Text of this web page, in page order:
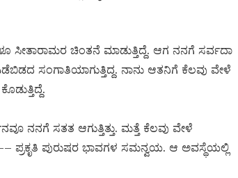
ಸೀತಾರಾಮರ ಚಿಂತನೆ ಮಾಡುತ್ತಿದ್ದೆ. ಆಗ ನನಗೆ ಸರ್ವದಾ
ಸಂಗಾತಿಯಾಗುತ್ತಿದ್ದ. ನಾನು ಆತನಿಗೆ ಕೆಲವು ವೇಳೆ
ನನಗೆ ಸತತ ಆಗುತ್ತಿತ್ತು. ಮತ್ತೆ ಕೆಲವು ವೇಳೆ
ಪ್ರಕೃತಿ ಪುರುಷರ ಭಾವಗಳ ಸಮನ್ವಯ. ಆ ಅವಸ್ಥೆಯಲ್ಲಿ